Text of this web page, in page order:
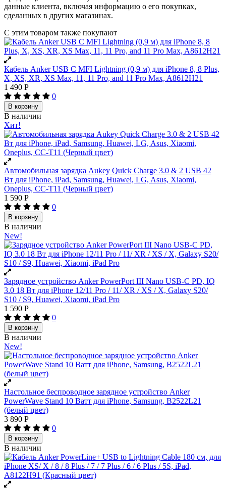
данные клиента, включая информацию о его покупках,
сделанных в других магазинах.
С этим товаром также покупают
Кабель Anker USB C MFI Lightning (0,9 м) для iPhone 8, 8 Plus,
X, XS, XR, XS Max, 11, 11 Pro, and 11 Pro Max, A8612H21
1 490 Р
0
В корзину
В наличии
Хит!
Автомобильная зарядка Aukey Quick Charge 3.0 & 2 USB 42
Вт для iPhone, iPad, Samsung, Huawei, LG, Asus, Xiaomi,
Oneplus, CC-T11 (Черный цвет)
1 590 Р
0
В корзину
В наличии
New!
Зарядное устройство Anker PowerPort III Nano USB-C PD, IQ
3.0 18 Вт для iPhone 12/11 Pro / 11/ XR / XS / X, Galaxy S20/
S10 / S9, Huawei, Xiaomi, iPad Pro
1 590 Р
0
В корзину
В наличии
New!
Настольное беспроводное зарядное устройство Anker
PowerWave Stand 10 Ватт для iPhone, Samsung, B2522L21
(белый цвет)
3 890 Р
0
В корзину
В наличии